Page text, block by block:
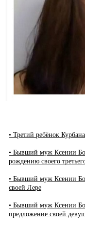
• Третий ребёнок
• Бывший муж Ксении
рождению своего
• Бывший муж Ксении
своей Лере
• Бывший муж Ксении
предложение своей